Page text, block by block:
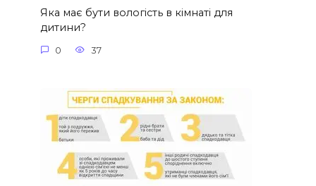
Яка має бути вологість в кімнаті для
дитини?
0 37